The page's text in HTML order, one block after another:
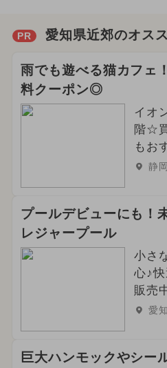
PR 愛知県近郊のオス
雨でも遊べる猫カフェ
料クーポン◎
イオ
階☆
もお
静
プールデビューにも！
レジャープール
小さ
心♪
販売
愛
巨大ハンモックやシー